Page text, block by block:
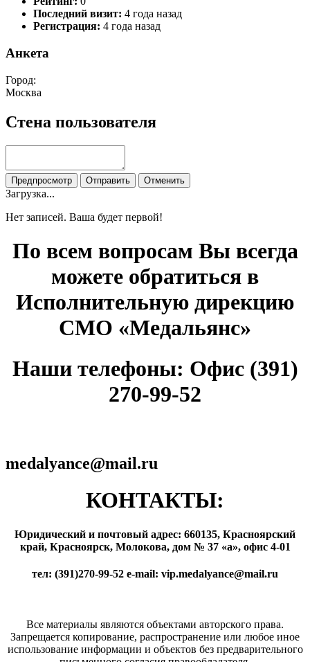
Последний визит: 4 года назад
Регистрация: 4 года назад
Анкета
Город:
Москва
Стена пользователя
Загрузка...
Нет записей. Ваша будет первой!
По всем вопросам Вы всегда
можете обратиться в
Исполнительную дирекцию
СМО «Медальянс»
Наши телефоны: Офис (391)
270-99-52
medalyance@mail.ru
КОНТАКТЫ:
Юридический и почтовый адрес: 660135, Красноярский
край, Красноярск, Молокова, дом № 37 «а», офис 4-01
тел: (391)270-99-52 e-mail: vip.medalyance@mail.ru
Все материалы являются объектами авторского права.
Запрещается копирование, распространение или любое иное
использование информации и объектов без предварительного